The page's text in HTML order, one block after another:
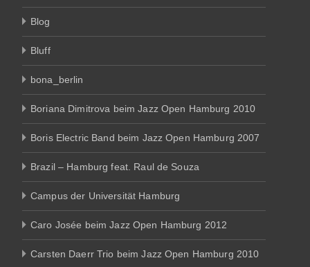
Blog
Bluff
bona_berlin
Boriana Dimitrova beim Jazz Open Hamburg 2010
Boris Electric Band beim Jazz Open Hamburg 2007
Brazil – Hamburg feat. Raul de Souza
Campus der Universität Hamburg
Caro Josée beim Jazz Open Hamburg 2012
Carsten Daerr Trio beim Jazz Open Hamburg 2010